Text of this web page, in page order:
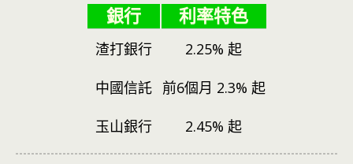
銀行
利率特色
渣打銀行 2.25% 起
中國信託 前6個月 2.3% 起
玉山銀行 2.45% 起